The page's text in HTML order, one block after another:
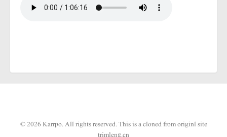
© 2026 Karrpo. All rights reserved.This is a cloned from originl site